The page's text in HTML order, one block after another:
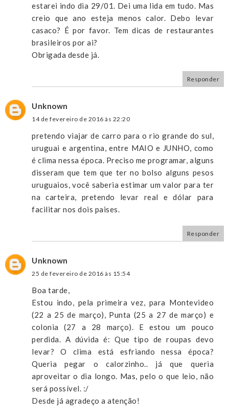
estarei indo dia 29/01. Dei uma lida em tudo. Mas
creio que ano esteja menos calor. Debo levar
casaco? É por favor. Tem dicas de restaurantes
brasileiros por ai?
Obrigada desde já.
Responder
Unknown
14 de fevereiro de 2016 às 22:20
pretendo viajar de carro para o rio grande do sul,
uruguai e argentina, entre MAIO e JUNHO, como
é clima nessa época. Preciso me programar, alguns
disseram que tem que ter no bolso alguns pesos
uruguaios, você saberia estimar um valor para ter
na carteira, pretendo levar real e dólar para
facilitar nos dois paises.
Responder
Unknown
25 de fevereiro de 2016 às 15:54
Boa tarde,
Estou indo, pela primeira vez, para Montevideo
(22 a 25 de março), Punta (25 a 27 de março) e
colonia (27 a 28 março). E estou um pouco
perdida. A dúvida é: Que tipo de roupas devo
levar? O clima está esfriando nessa época?
Queria pegar o calorzinho.. já que queria
aproveitar o dia longo. Mas, pelo o que leio, não
será possível. :/
Desde já agradeço a atenção!